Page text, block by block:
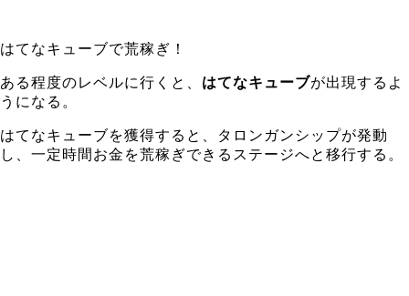
はてなキューブで荒稼ぎ！
ある程度のレベルに行くと、 はてなキューブが出現するよ
うになる。
はてなキューブを獲得すると、タロンガンシップが発動
し、一定時間お金を荒稼ぎできるステージへと移行する。